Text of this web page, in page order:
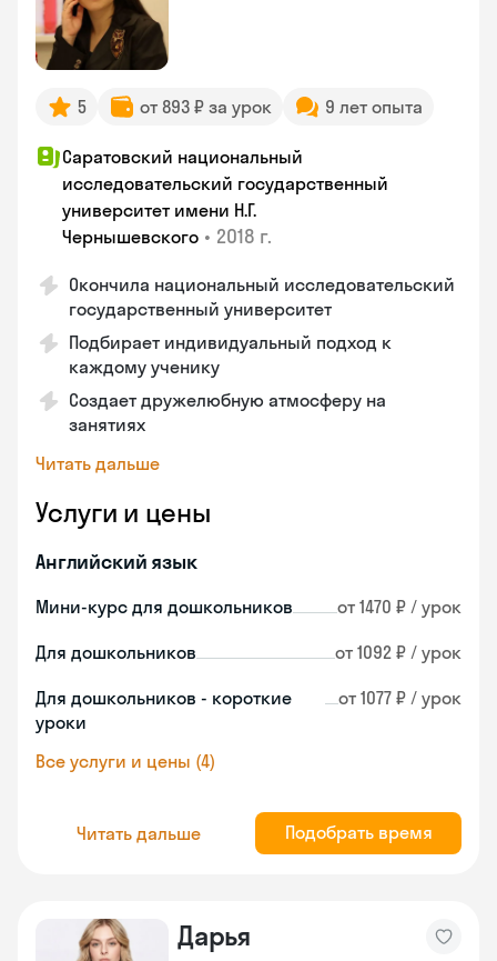
5 от 893 ₽ за урок 9 лет опыта
Саратовский национальный
исследовательский государственный
университет имени Н.Г.
Чернышевского • 2018 г.
Окончила национальный исследовательский
государственный университет
Подбирает индивидуальный подход к
каждому ученику
Создает дружелюбную атмосферу на
занятиях
Читать дальше
Услуги и цены
Английский язык
Мини-курс для дошкольников от 1470 ₽ / урок
Для дошкольников от 1092 ₽ / урок
Для дошкольников - короткие
уроки
от 1077 ₽ / урок
Все услуги и цены (4)
Читать дальше Подобрать время
Дарья